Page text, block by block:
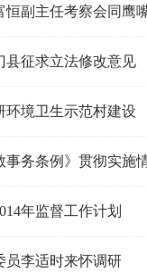
恒副主任考察会同鹰
县征求立法修改意见
环境卫生示范村建设
事务条例》贯彻实施
年监督工作计划
员李适时来怀调研